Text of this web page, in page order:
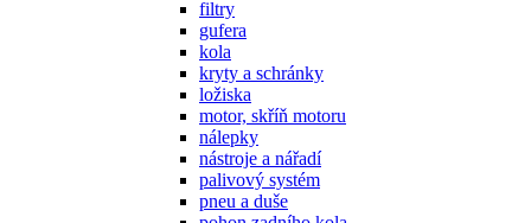
filtry
gufera
kola
kryty a schránky
ložiska
motor, skříň motoru
nálepky
nástroje a nářadí
palivový systém
pneu a duše